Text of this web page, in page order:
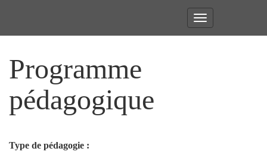
Toggle
navigation
Programme
pédagogique
Type de pédagogie :